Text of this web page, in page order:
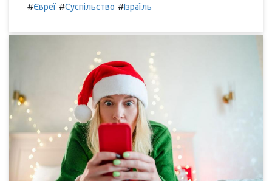
#Євреї #Суспільство #Ізраїль